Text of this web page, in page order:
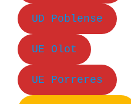
UD Poblense
UE Olot
UE Porreres